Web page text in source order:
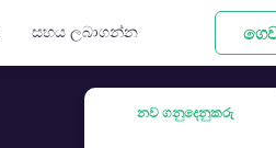
සහය ලබාගන්න
නව ගනුදෙනුකරු